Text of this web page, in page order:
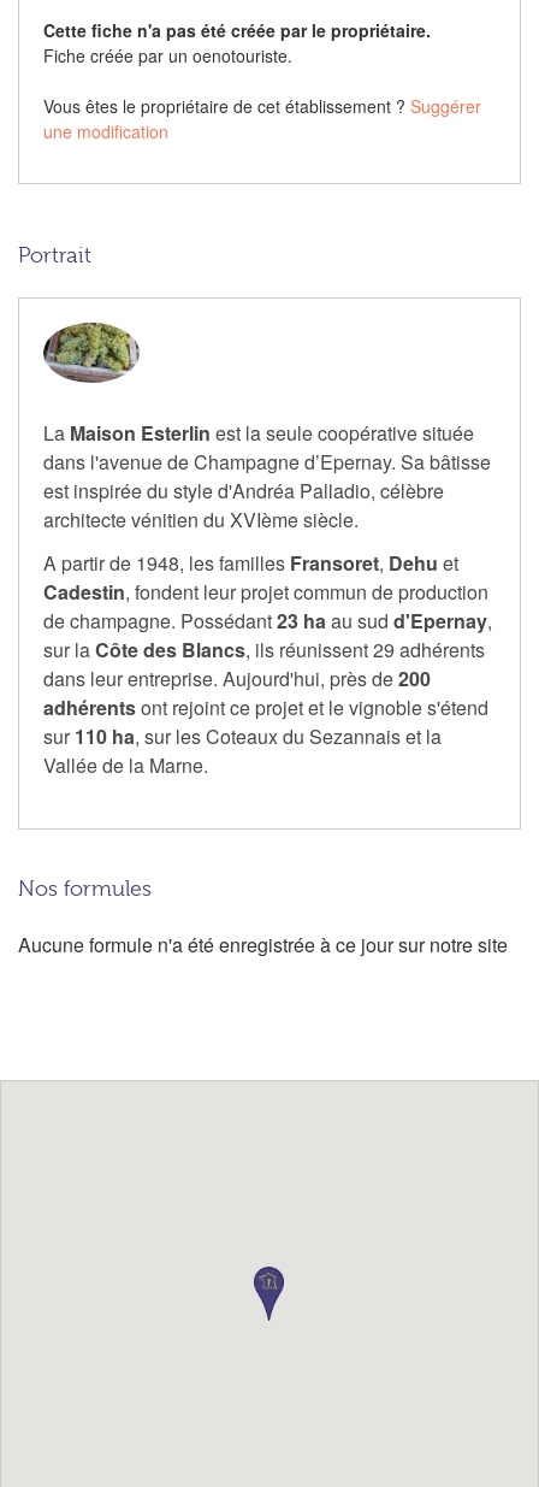
Cette fiche n'a pas été créée par le propriétaire.
Fiche créée par un oenotouriste.
Vous êtes le propriétaire de cet établissement ? Suggérer
une modification
Portrait
La Maison Esterlin est la seule coopérative située
dans l'avenue de Champagne d’Epernay. Sa bâtisse
est inspirée du style d'Andréa Palladio, célèbre
architecte vénitien du XVIème siècle.
A partir de 1948, les familles Fransoret, Dehu et
Cadestin, fondent leur projet commun de production
de champagne. Possédant23 haau sud d'Epernay,
sur laCôte des Blancs, ils réunissent 29 adhérents
dans leur entreprise. Aujourd'hui, près de200
adhérentsont rejoint ce projet et le vignoble s'étend
sur 110 ha, sur les Coteaux du Sezannais et la
Vallée de la Marne.
Nos formules
Aucune formule n'a été enregistrée à ce jour sur notre site